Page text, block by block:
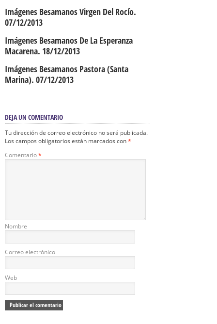
Imágenes Besamanos Virgen Del Rocío.
07/12/2013
Imágenes Besamanos De La Esperanza
Macarena. 18/12/2013
Imágenes Besamanos Pastora (Santa
Marina). 07/12/2013
DEJA UN COMENTARIO
Tu dirección de correo electrónico no será publicada.
Los campos obligatorios están marcados con*
Comentario*
Nombre
Correo electrónico
Web